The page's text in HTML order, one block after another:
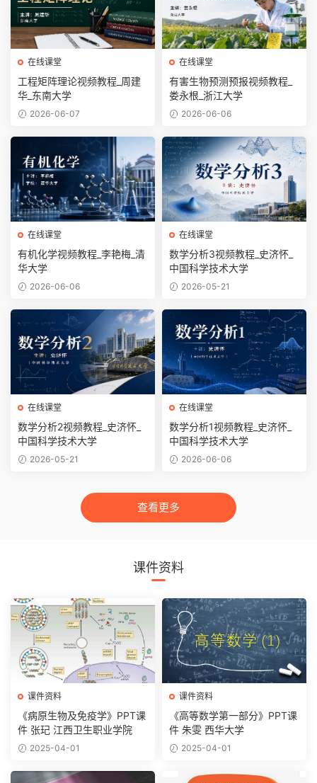
在线课堂
工程矩阵理论视频教程_周建
华_东南大学
2026-06-07
在线课堂
有害生物预测预报视频教程_
娄永根_浙江大学
2026-06-06
在线课堂
有机化学视频教程_李艳梅_清
华大学
2026-06-06
在线课堂
数学分析3视频教程_史济怀_
中国科学技术大学
2026-05-21
在线课堂
数学分析2视频教程_史济怀_
中国科学技术大学
2026-05-21
在线课堂
数学分析1视频教程_史济怀_
中国科学技术大学
2026-06-06
查看更多
课件资料
课件资料
《病原生物及免疫学》PPT课
件 张玘 江西卫生职业学院
2025-04-01
课件资料
《高等数学第一部分》PPT课
件 朱雯 西华大学
2025-04-01